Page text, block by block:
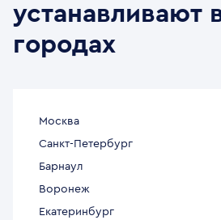
устанавливают
городах
Москва
Санкт-Петербург
Барнаул
Воронеж
Екатеринбург